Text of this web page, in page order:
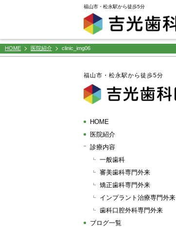
福山市・松永駅から徒歩5分
HOME 医院紹介 clinic_img06
福山市・松永駅から徒歩5分
HOME
医院紹介
診療内容
一般歯科
審美歯科専門外来
矯正歯科専門外来
インプラント治療専門外来
歯科口腔外科専門外来
ブログ一覧